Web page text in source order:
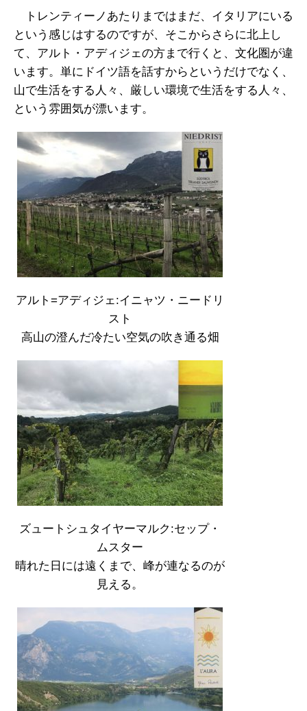
トレンティーノあたりまではまだ、イタリアにいる
という感じはするのですが、そこからさらに北上し
て、アルト・アディジェの方まで行くと、文化圏が違
います。単にドイツ語を話すからというだけでなく、
山で生活をする人々、厳しい環境で生活をする人々、
という雰囲気が漂います。
アルト=アディジェ:イニャツ・ニードリ
スト
高山の澄んだ冷たい空気の吹き通る畑
ズュートシュタイヤーマルク:セップ・
ムスター
晴れた日には遠くまで、峰が連なるのが
見える。